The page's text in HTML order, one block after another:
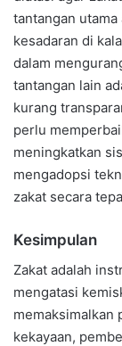
tantangan utama
kesadaran di
dalam
tantangan lain
kurang
perlu
meningkatkan
mengadopsi
zakat secara
Kesimpulan
Zakat adalah
mengatasi
memaksimalkan
kekayaan,